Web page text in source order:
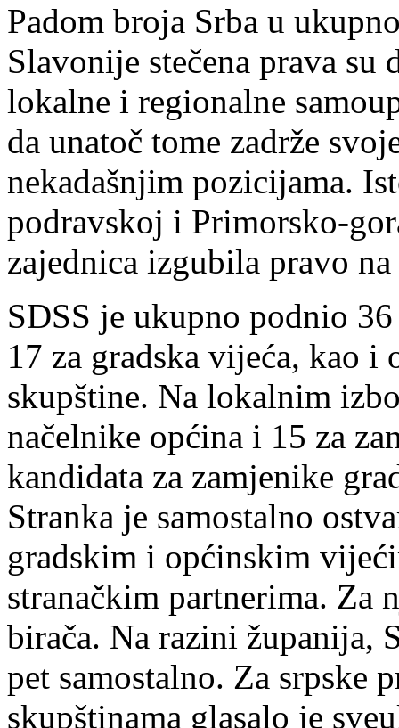
Padom broja Srba u
Slavonije stečena prava
lokalne i regionalne
da unatoč tome zadrže
nekadašnjim pozicijama.
podravskoj i Primorsko-
zajednica izgubila pravo
SDSS je ukupno podnio
17 za gradska vijeća, kao i
skupštine. Na lokalnim
načelnike općina i 15 za
kandidata za zamjenike
Stranka je samostalno
gradskim i općinskim
stranačkim partnerima. Za
birača. Na razini županija,
pet samostalno. Za srpske
skupštinama glasalo je